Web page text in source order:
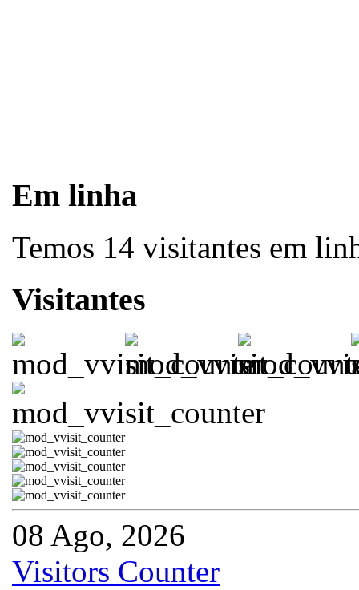
Em linha
Temos 14 visitantes em
Visitantes
08 Ago, 2026
Visitors Counter